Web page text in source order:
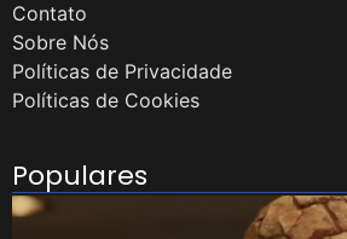
Contato
Sobre Nós
Políticas de Privacidade
Políticas de Cookies
Populares